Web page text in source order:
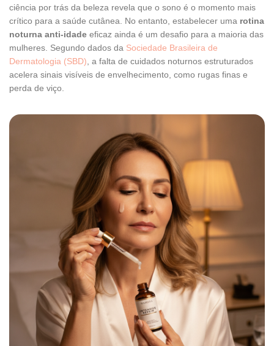
ciência por trás da beleza revela que o sono é o momento mais
crítico para a saúde cutânea. No entanto, estabelecer uma rotina
noturna anti-idade eficaz ainda é um desafio para a maioria das
mulheres. Segundo dados da Sociedade Brasileira de
Dermatologia (SBD), a falta de cuidados noturnos estruturados
acelera sinais visíveis de envelhecimento, como rugas finas e
perda de viço.